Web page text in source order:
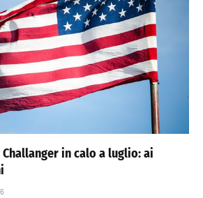
in calo a luglio: ai